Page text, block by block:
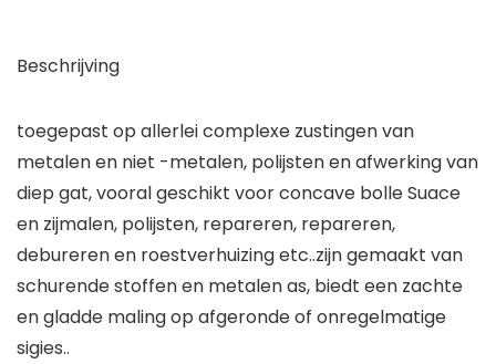
Beschrijving
toegepast op allerlei complexe zustingen van
metalen en niet -metalen, polijsten en afwerking van
diep gat, vooral geschikt voor concave bolle Suace
en zijmalen, polijsten, repareren, repareren,
debureren en roestverhuizing etc..zijn gemaakt van
schurende stoffen en metalen as, biedt een zachte
en gladde maling op afgeronde of onregelmatige
sigies..